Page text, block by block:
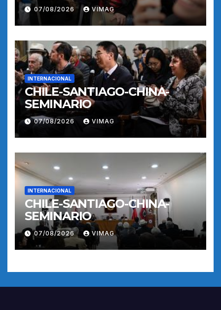
07/08/2026 VIMAG
INTERNACIONAL
CHILE-SANTIAGO-CHINA-
SEMINARIO
07/08/2026 VIMAG
INTERNACIONAL
CHILE-SANTIAGO-CHINA-
SEMINARIO
07/08/2026 VIMAG